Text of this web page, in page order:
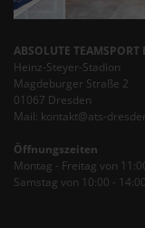
ABSOLUTE
Heinz-Steyer-Stadion
Magdeburger Straße 2
01067 Dresden
Mail: kontakt@ats-
Öffnungszeiten
Montag - Freitag von
Samstag von 10:00 -